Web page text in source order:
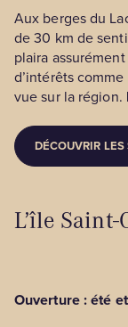
Aux berges du
de 30 km de
plaira
d’intérêts
vue sur la région.
DÉCOUVRIR
L’île
Ouverture : été